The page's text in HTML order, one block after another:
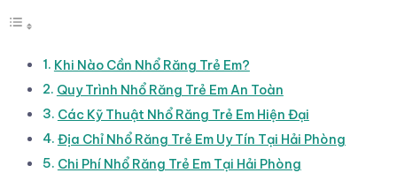
Khi Nào Cần Nhổ Răng Trẻ Em?
Quy Trình Nhổ Răng Trẻ Em An Toàn
Các Kỹ Thuật Nhổ Răng Trẻ Em Hiện Đại
Địa Chỉ Nhổ Răng Trẻ Em Uy Tín Tại Hải Phòng
Chi Phí Nhổ Răng Trẻ Em Tại Hải Phòng